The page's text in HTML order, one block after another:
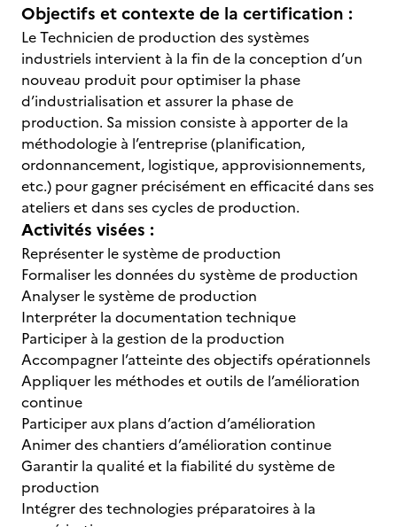
Objectifs et contexte de la certification :
Le Technicien de production des systèmes
industriels intervient à la fin de la conception d’un
nouveau produit pour optimiser la phase
d’industrialisation et assurer la phase de
production. Sa mission consiste à apporter de la
méthodologie à l’entreprise (planification,
ordonnancement, logistique, approvisionnements,
etc.) pour gagner précisément en efficacité dans ses
ateliers et dans ses cycles de production.
Activités visées :
Représenter le système de production
Formaliser les données du système de production
Analyser le système de production
Interpréter la documentation technique
Participer à la gestion de la production
Accompagner l’atteinte des objectifs opérationnels
Appliquer les méthodes et outils de l’amélioration
continue
Participer aux plans d’action d’amélioration
Animer des chantiers d’amélioration continue
Garantir la qualité et la fiabilité du système de
production
Intégrer des technologies préparatoires à la